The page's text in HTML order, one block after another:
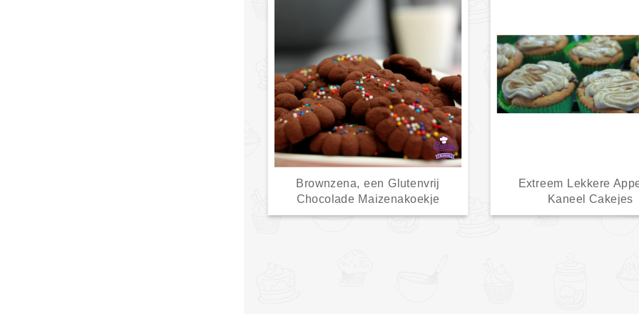
Brownzena, een Glutenvrij
Chocolade Maizenakoekje
Extreem Lekkere
Kaneel Cakejes